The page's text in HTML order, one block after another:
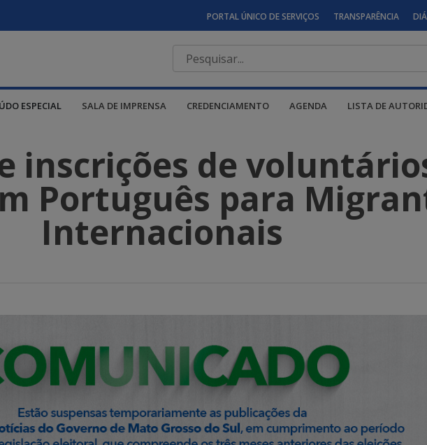
PORTAL ÚNICO DE SERVIÇOS TRANSPARÊNCIA
ESPECIAL SALA DE IMPRENSA CREDENCIAMENTO AGENDA LISTA DE
inscrições de
Português para
Internacionais